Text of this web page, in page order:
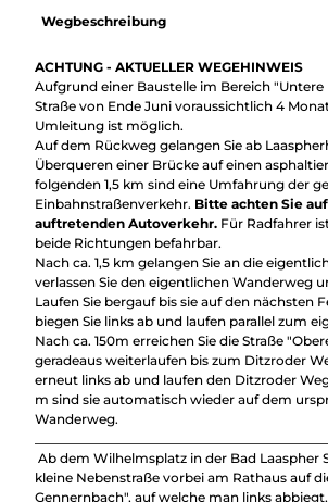
Wegbeschreibung
ACHTUNG - AKTUELLER WEGEHINWEIS
Aufgrund einer Baustelle im Bereich "Untere
Straße von Ende Juni voraussichtlich 4
Umleitung ist möglich.
Auf dem Rückweg gelangen Sie ab
Überqueren einer Brücke auf einen
folgenden 1,5 km sind eine Umfahrung der
Einbahnstraßenverkehr. Bitte achten Sie
auftretenden Autoverkehr. Für Radfahrer
beide Richtungen befahrbar.
Nach ca. 1,5 km gelangen Sie an die
verlassen Sie den eigentlichen Wanderweg
Laufen Sie bergauf bis sie auf den nächsten
biegen Sie links ab und laufen parallel zum
Nach ca. 150m erreichen Sie die Straße
geradeaus weiterlaufen bis zum Ditzroder
erneut links ab und laufen den Ditzroder
m sind sie automatisch wieder auf dem
Wanderweg.
Ab dem Wilhelmsplatz in der Bad
kleine Nebenstraße vorbei am Rathaus auf
Gennernbach", auf welche man links